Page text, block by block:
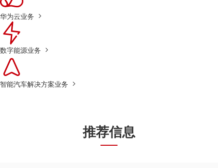
华为云业务
数字能源业务
智能汽车解决方案业务
推荐信息